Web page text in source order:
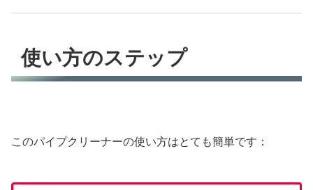
使い方のステップ
このパイプクリーナーの使い方はとても簡単です：